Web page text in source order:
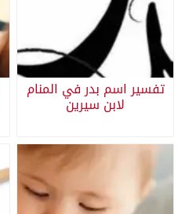
تفسير اسم بدر في المنام
لابن سيرين